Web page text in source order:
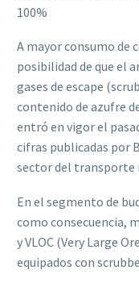
100%
A mayor consumo de
posibilidad de que el
gases de escape
contenido de azufre
entró en vigor el
cifras publicadas por
sector del transporte
En el segmento de
como consecuencia,
y VLOC (Very Large
equipados con